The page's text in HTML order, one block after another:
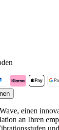
einen
an Ihren